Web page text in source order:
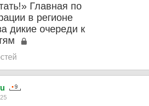
Главная по
в регионе
дикие очереди к